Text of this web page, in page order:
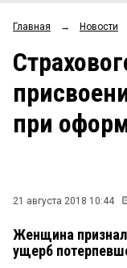
ОБЩЕСТВО
ЗАКОН
НОВОСТИ
Главная → Новости
при
21 августа 2018 10:44
Женщина
ущерб